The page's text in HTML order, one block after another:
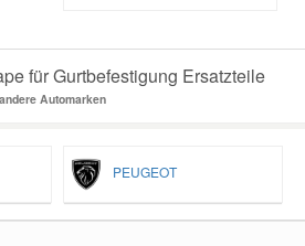
für Gurtbefestigung Ersatzteile
Automarken
PEUGEOT